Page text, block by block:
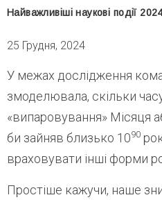
Найважливіші наукові події
25 Грудня, 2024
У межах дослідження
змоделювала, скільки
«випаровування» Місяця
би зайняв близько 1090
враховувати інші форми
Простіше кажучи, наше